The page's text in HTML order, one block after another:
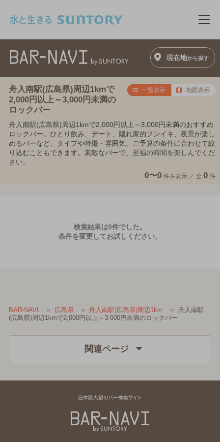
メ
現在地から探す
舟入南駅(広島県)周辺1kmで
2,000円以上～3,000円未満の
ロックバー
一覧表示 地図表示
舟入南駅(広島県)周辺1kmで2,000円以上～3,000円未満のおすすめ
ロックバー。ひとり飲み、デート、隠れ家的フンイキ、夜景が楽し
めるバーなど、タイプや特徴・雰囲気、ご予算の条件に合わせて絞
り込むこともできます。素敵なバーで、至福の時間を楽しんでくだ
さい。
0〜0 件を表示 ／ 全 0 件
検索結果は0件でした。
条件を変更してお試しください。
BAR-NAVI 広島県 舟入南駅(広島県)周辺1km
舟入南駅
(広島県)周辺1kmで2,000円以上～3,000円未満のロックバー
関連ページ